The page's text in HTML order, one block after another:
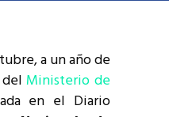
a un año de
delMinisterio de
en el Diario